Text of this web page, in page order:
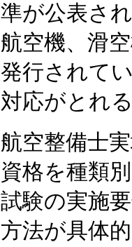
準が公表さ
航空機、滑
発行されて
対応がとれ
航空整備士
資格を種類
試験の実施
方法が具体